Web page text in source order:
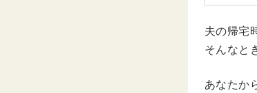
夫の帰宅
そんなと
あなたか